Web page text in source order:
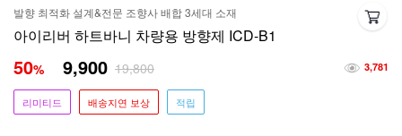
발향 최적화 설계&전문 조향사 배합 3세대 소재
아이리버 하트바니 차량용 방향제 ICD-B1
3,781
50% 9,900 19,800
리미티드 배송지연 보상 적립